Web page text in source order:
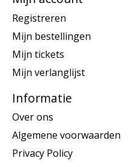
Registreren
Mijn bestellingen
Mijn tickets
Mijn verlanglijst
Informatie
Over ons
Algemene voorwaarden
Privacy Policy